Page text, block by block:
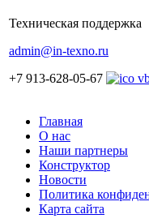
Техническая поддержка
admin@in-texno.ru
+7 913-628-05-67
Главная
О нас
Наши партнеры
Конструктор
Новости
Политика
Карта сайта